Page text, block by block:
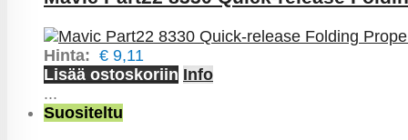
Hinta: € 9,11
Lisää ostoskoriin Info
...
Suositeltu